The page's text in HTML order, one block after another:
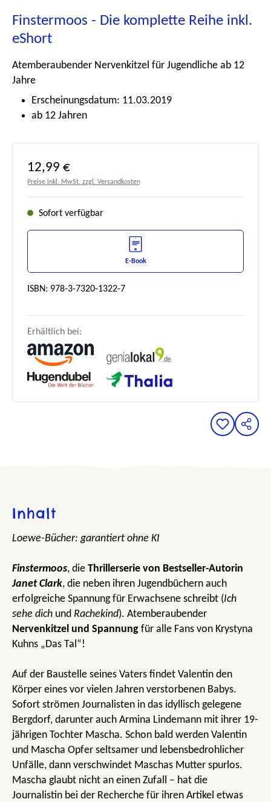
Finstermoos - Die komplette Reihe inkl.
eShort
Atemberaubender Nervenkitzel für Jugendliche ab 12
Jahre
Erscheinungsdatum: 11.03.2019
ab 12 Jahren
Regulärer Preis:
12,99 €
Preise inkl. MwSt. zzgl. Versandkosten
Sofort verfügbar
E-Book
ISBN: 978-3-7320-1322-7
Erhältlich bei:
Inhalt
Loewe-Bücher: garantiert ohne KI
Finstermoos, die Thrillerserie von Bestseller-Autorin
Janet Clark, die neben ihren Jugendbüchern auch
erfolgreiche Spannung für Erwachsene schreibt (Ich
sehe dich und Rachekind). Atemberaubender
Nervenkitzel und Spannung für alle Fans von Krystyna
Kuhns „Das Tal“!
Auf der Baustelle seines Vaters findet Valentin den
Körper eines vor vielen Jahren verstorbenen Babys.
Sofort strömen Journalisten in das idyllisch gelegene
Bergdorf, darunter auch Armina Lindemann mit ihrer 19-
jährigen Tochter Mascha. Schon bald werden Valentin
und Mascha Opfer seltsamer und lebensbedrohlicher
Unfälle, dann verschwindet Maschas Mutter spurlos.
Mascha glaubt nicht an einen Zufall – hat die
Journalistin bei der Recherche für ihren Artikel etwas